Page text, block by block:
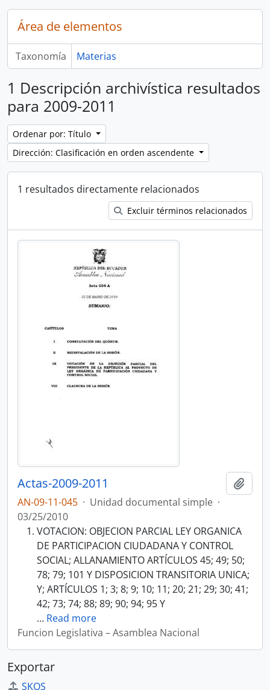
Área de elementos
Taxonomía Materias
1 Descripción archivística resultados
para 2009-2011
Ordenar por: Título
Dirección: Clasificación en orden ascendente
1 resultados directamente relacionados
Excluir términos relacionados
Actas-2009-2011
AN-09-11-045 · Unidad documental simple ·
03/25/2010
VOTACION: OBJECION PARCIAL LEY ORGANICA
DE PARTICIPACION CIUDADANA Y CONTROL
SOCIAL; ALLANAMIENTO ARTÍCULOS 45; 49; 50;
78; 79; 101 Y DISPOSICION TRANSITORIA UNICA;
Y; ARTÍCULOS 1; 3; 8; 9; 10; 11; 20; 21; 29; 30; 41;
42; 73; 74; 88; 89; 90; 94; 95 Y
… Read more
Funcion Legislativa – Asamblea Nacional
Exportar
SKOS